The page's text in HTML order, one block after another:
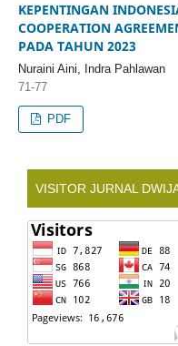
KEPENTINGAN
COOPERATION
PADA TAHUN 2023
Nuraini Aini, Indra Pahlawan
71-77
PDF
VISITOR JURNAL